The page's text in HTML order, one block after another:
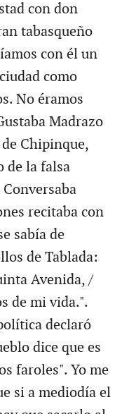
con don
tabasqueño
con él un
como
No éramos
Madrazo
Chipinque,
de la falsa
recitaba con
sabía de
de Tablada:
Avenida, /
de mi vida.".
declaró
dice que es
faroles". Yo me
si a mediodía el